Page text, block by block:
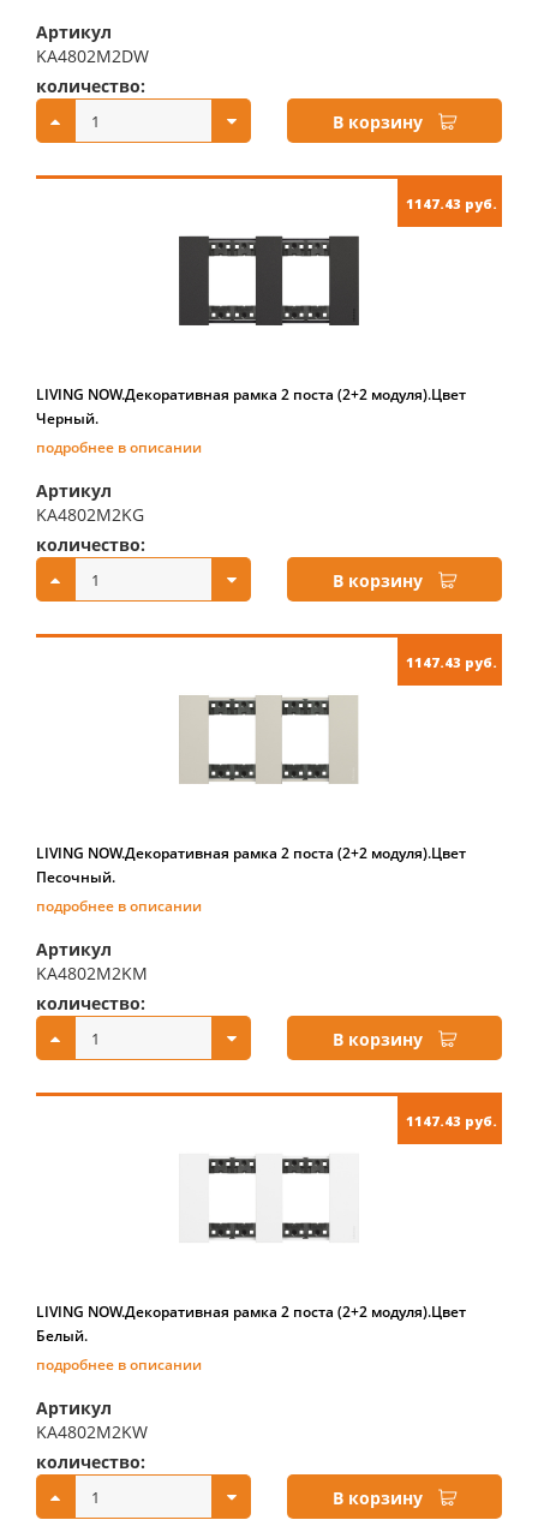
Артикул
KA4802M2DW
количество:
В корзину
1147.43 руб.
LIVING NOW.Декоративная рамка 2 поста (2+2 модуля).Цвет
Черный.
подробнее в описании
Артикул
KA4802M2KG
количество:
В корзину
1147.43 руб.
LIVING NOW.Декоративная рамка 2 поста (2+2 модуля).Цвет
Песочный.
подробнее в описании
Артикул
KA4802M2KM
количество:
В корзину
1147.43 руб.
LIVING NOW.Декоративная рамка 2 поста (2+2 модуля).Цвет
Белый.
подробнее в описании
Артикул
KA4802M2KW
количество:
В корзину